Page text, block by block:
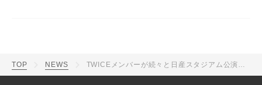
TOP NEWS TWICEメンバーが続々と日産スタジアム公演の感動に浸る投稿、ジヒョはJ.Y.Parkに「寂しい！」